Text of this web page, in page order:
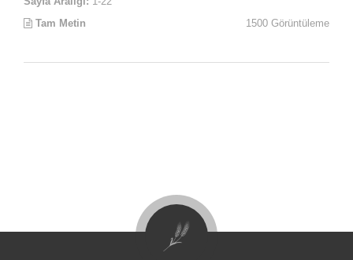
Tam Metin
1500 Görüntüleme